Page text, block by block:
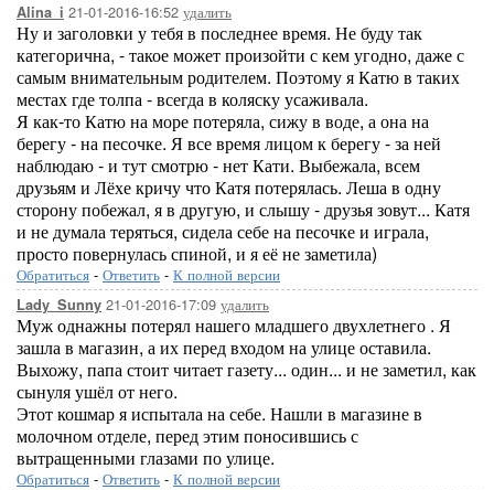
Alina_i 21-01-2016-16:52 удалить
Ну и заголовки у тебя в последнее время. Не буду так
категорична, - такое может произойти с кем угодно, даже с
самым внимательным родителем. Поэтому я Катю в таких
местах где толпа - всегда в коляску усаживала.
Я как-то Катю на море потеряла, сижу в воде, а она на
берегу - на песочке. Я все время лицом к берегу - за ней
наблюдаю - и тут смотрю - нет Кати. Выбежала, всем
друзьям и Лёхе кричу что Катя потерялась. Леша в одну
сторону побежал, я в другую, и слышу - друзья зовут... Катя
и не думала теряться, сидела себе на песочке и играла,
просто повернулась спиной, и я её не заметила)
Обратиться - Ответить - К полной версии
Lady_Sunny 21-01-2016-17:09 удалить
Муж однажны потерял нашего младшего двухлетнего . Я
зашла в магазин, а их перед входом на улице оставила.
Выхожу, папа стоит читает газету... один... и не заметил, как
сынуля ушёл от него.
Этот кошмар я испытала на себе. Нашли в магазине в
молочном отделе, перед этим поносившись с
вытращенными глазами по улице.
Обратиться - Ответить - К полной версии